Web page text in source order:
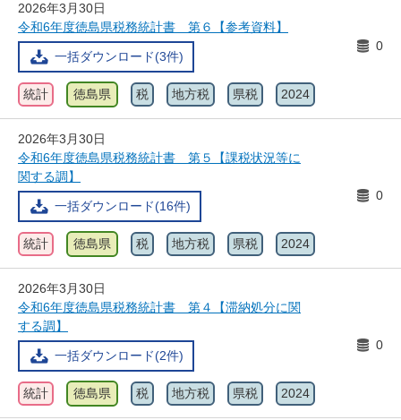
2026年3月30日
令和6年度徳島県税務統計書 第６【参考資料】
一括ダウンロード(3件)
0
統計 徳島県 税 地方税 県税 2024
2026年3月30日
令和6年度徳島県税務統計書 第５【課税状況等に
関する調】
一括ダウンロード(16件)
0
統計 徳島県 税 地方税 県税 2024
2026年3月30日
令和6年度徳島県税務統計書 第４【滞納処分に関
する調】
一括ダウンロード(2件)
0
統計 徳島県 税 地方税 県税 2024